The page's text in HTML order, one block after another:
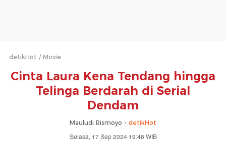
detikHot Movie
Cinta Laura Kena Tendang hingga
Telinga Berdarah di Serial
Dendam
Mauludi Rismoyo - detikHot
Selasa, 17 Sep 2024 19:48 WIB